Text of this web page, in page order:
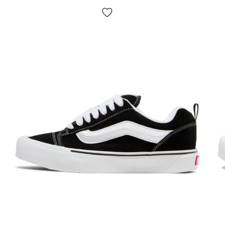
Внутренняя часть ориентирована на комфорт при
длительной носке: мягкая подкладка снижает риск
натираний, а стелька поддерживает стопу и делает шаг
более плавным. Посадка ощущается плотной и собранной —
это удобно, когда день состоит из постоянных перемещений.
Дополнительно:
Замша в зонах сгиба делает модель более приятной в